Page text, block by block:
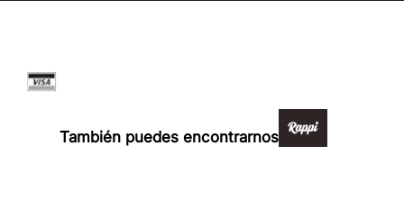
Formas de pago y compra 100% segura
También puedes encontrarnos en: